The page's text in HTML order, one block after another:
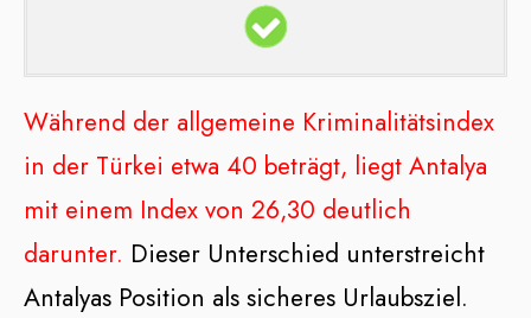
Während der allgemeine Kriminalitätsindex
in der Türkei etwa 40 beträgt, liegt Antalya
mit einem Index von 26,30 deutlich
darunter. Dieser Unterschied unterstreicht
Antalyas Position als sicheres Urlaubsziel.